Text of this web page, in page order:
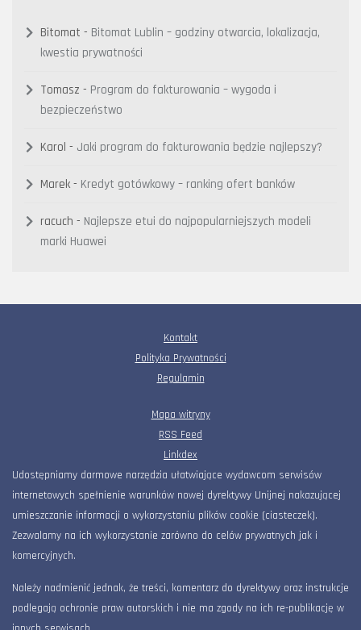
Bitomat - Bitomat Lublin – godziny otwarcia, lokalizacja,
kwestia prywatności
Tomasz - Program do fakturowania – wygoda i
bezpieczeństwo
Karol - Jaki program do fakturowania będzie najlepszy?
Marek - Kredyt gotówkowy – ranking ofert banków
racuch - Najlepsze etui do najpopularniejszych modeli
marki Huawei
Kontakt
Polityka Prywatności
Regulamin
Mapa witryny
RSS Feed
Linkdex
Udostępniamy darmowe narzędzia ułatwiające wydawcom serwisów
internetowych spełnienie warunków nowej dyrektywy Unijnej nakazującej
umieszczanie informacji o wykorzystaniu plików cookie (ciasteczek).
Zezwalamy na ich wykorzystanie zarówno do celów prywatnych jak i
komercyjnych.
Należy nadmienić jednak, że treści, komentarz do dyrektywy oraz instrukcje
podlegają ochronie praw autorskich i nie ma zgody na ich re-publikację w